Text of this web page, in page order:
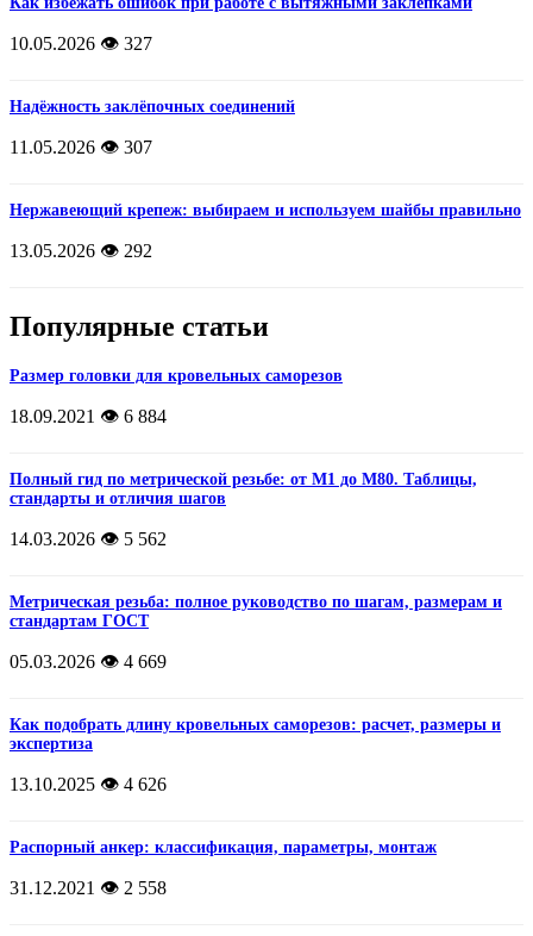
10.05.2026 👁️ 327
Надёжность заклёпочных соединений
11.05.2026 👁️ 307
Нержавеющий крепеж: выбираем и используем шайбы правильно
13.05.2026 👁️ 292
Популярные статьи
Размер головки для кровельных саморезов
18.09.2021 👁️ 6 884
Полный гид по метрической резьбе: от М1 до М80. Таблицы,
стандарты и отличия шагов
14.03.2026 👁️ 5 562
Метрическая резьба: полное руководство по шагам, размерам и
стандартам ГОСТ
05.03.2026 👁️ 4 669
Как подобрать длину кровельных саморезов: расчет, размеры и
экспертиза
13.10.2025 👁️ 4 626
Распорный анкер: классификация, параметры, монтаж
31.12.2021 👁️ 2 558